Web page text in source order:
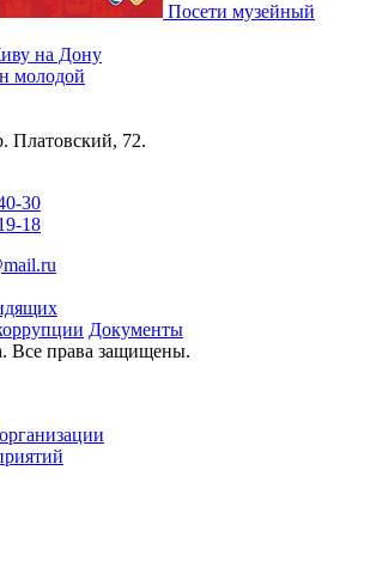
Посети музейный
на Дону
молодой
Платовский, 72.
30
18
Документы
Все права защищены.